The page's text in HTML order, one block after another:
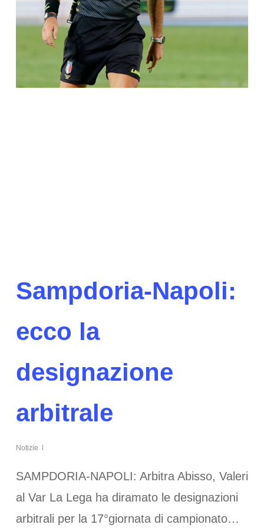
Sampdoria-Napoli:
ecco la
designazione
arbitrale
Notizie
SAMPDORIA-NAPOLI: Arbitra Abisso, Valeri
al Var La Lega ha diramato le designazioni
arbitrali per la 17°giornata di campionato…